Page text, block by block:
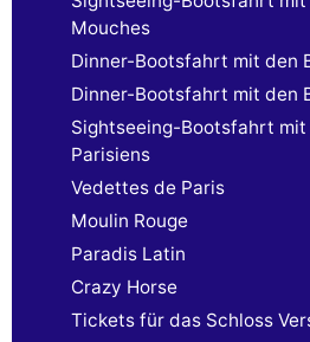
Mouches
Dinner-Bootsfahrt mit den
Dinner-Bootsfahrt mit den
Sightseeing-Bootsfahrt mit
Parisiens
Vedettes de Paris
Moulin Rouge
Paradis Latin
Crazy Horse
Tickets für das Schloss